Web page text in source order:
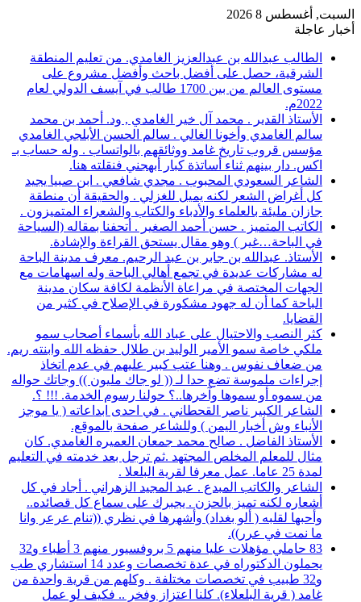
السبت, أغسطس 8 2026
أخبار عاجلة
الطالب عبدالله بن عبدالعزيز الغامدي. من تعليم المنطقة
الشرقية، حصل على أفضل باحث وأفضل مشروع على
مستوى العالم من بين 1700 طالب في آيسف الدولي لعام
2022م.
الأستاذ القدير . محمد آل خير الغامدي , ود. أحمد بن محمد
سالم الغامدي وأخونا الغالي . سالم الحسن الأبلجي الغامدي
مؤسس قروب تاريخ غامد ووثائقهم بالواتساب . وله حساب بـ
اكس. دار بينهم ثناء أساتذة كبار أبهجني فنقلته هنا.
الشاعر السعودي المحبوب . مجدي شافعي . ابن صبيا يجيد
كل أغراض الشعر لكنه يميل للغزلي . والحقيقة أن منطقة
جازان مليئة بالعلماء والأدباء والكتاب والشعراء المتميزون .
الكاتب المتميز . حسن أحمد الصغير . أتحفنا بمقاله (السياحة
في الباحة…غير ) وهو مقال يستحق القراءة والإشادة.
الأستاذ. عبدالله بن جابر بن عبد الرحيم. معرف مدينة الباحة
له مشاركات عديدة في تجمع أهالي الباحة وله اسهامات مع
الجهات المختصة في مراعاة الأنظمة لكافة سكان مدينة
الباحة كما أن له جهود مشكورة في الإصلاح في كثير من
القضايا.
كثر النصب والاحتيال على عباد الله بأسماء أصحاب سمو
ملكي خاصة سمو الأمير الوليد بن طلال حفظه الله وابنته ريم.
من ضعاف نفوس . وهنا عتب كبير عليهم في عدم اتخاذ
إجراءات ملموسة تضع حدا لـ (( لو جاك مليون )) وجاتك حواله
من سموه أو سموها وآخرها..؟ حولنا رسوم الخدمة. !!! ؟.
الشاعر الكبير ناصر القحطاني . في احدى ابداعاته ( يا موجز
الأنباء وش أخبار اليمن ) وللشاعر صفحة بالموقع.
الأستاذ الفاضل . صالح محمد جمعان العميره الغامدي. كان
مثال للمعلم المخلص المجتهد .ثم ترجل بعد خدمته في التعليم
لمدة 25 عاما. عمل معرفا لقرية البلعلا .
الشاعر والكاتب المبدع . عبد المجيد الزهراني . أجاد في كل
أشعاره لكنه تميز بالحزن . يجبرك على سماع كل قصائده..
وأحبها لقلبه ( ألو بغداد) وأشهرها في نظري ((تنام عرعر وانا
ما نمت في عرر)).
83 حاملي مؤهلات عليا منهم 5 بروفسيور منهم 3 أطباء و32
يحملون الدكتوراه في عدة تخصصات وعدد 14 استشاري طب
و32 طبيب في تخصصات مختلفة . وكلهم من قرية واحدة من
غامد ( قرية البلعلاء). كلنا اعتزاز وفخر .. فكيف لو عمل